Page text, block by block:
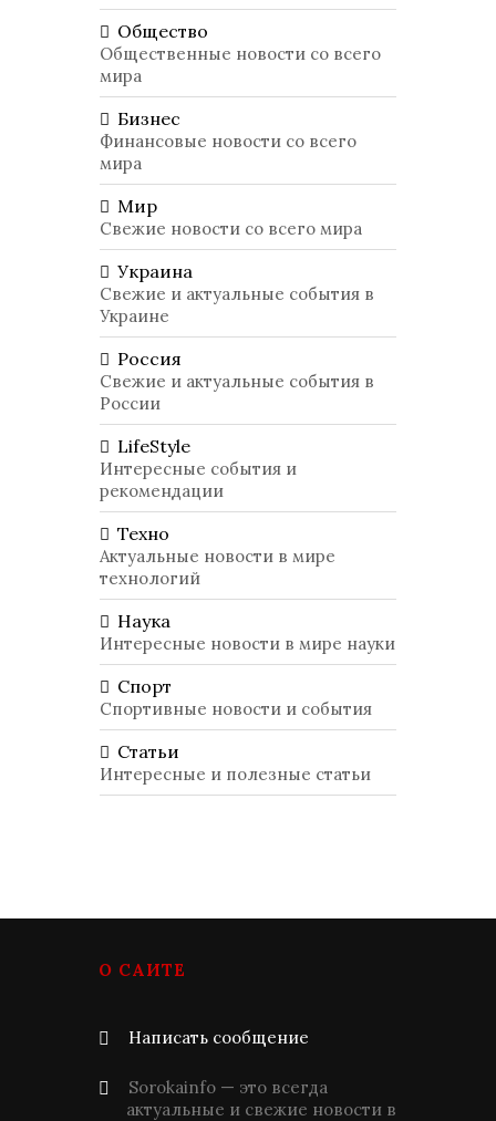
Общество
Общественные новости со всего
мира
Бизнес
Финансовые новости со всего
мира
Мир
Свежие новости со всего мира
Украина
Свежие и актуальные события в
Украине
Россия
Свежие и актуальные события в
России
LifeStyle
Интересные события и
рекомендации
Техно
Актуальные новости в мире
технологий
Наука
Интересные новости в мире науки
Спорт
Спортивные новости и события
Статьи
Интересные и полезные статьи
О САЙТЕ
Написать сообщение
Sorokainfo — это всегда
актуальные и свежие новости в